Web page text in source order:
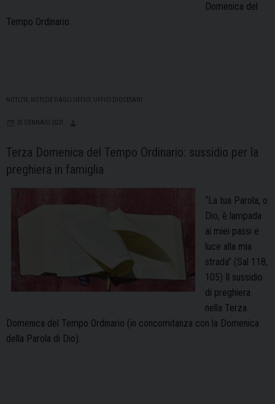
Domenica del
Tempo Ordinario.
NOTIZIE NOTIZIE DAGLI UFFICI UFFICI DIOCESANI
23 GENNAIO 2021
Terza Domenica del Tempo Ordinario: sussidio per la
preghiera in famiglia
“La tua Parola, o
Dio, è lampada
ai miei passi e
luce alla mia
strada” (Sal 118,
105) Il sussidio
di preghiera
nella Terza
Domenica del Tempo Ordinario (in concomitanza con la Domenica
della Parola di Dio).